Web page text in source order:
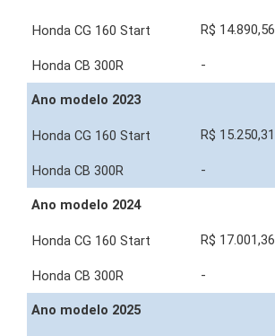
R$ 14.890,56
-
Ano modelo 2023
R$ 15.250,31
-
Ano modelo 2024
R$ 17.001,36
-
Ano modelo 2025